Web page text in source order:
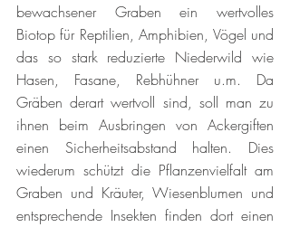
bewachsener Graben ein wertvolles
Biotop für Reptilien, Amphibien, Vögel und
das so stark reduzierte Niederwild wie
Hasen, Fasane, Rebhühner u.m. Da
Gräben derart wertvoll sind, soll man zu
ihnen beim Ausbringen von Ackergiften
einen Sicherheitsabstand halten. Dies
wiederum schützt die Pflanzenvielfalt am
Graben und Kräuter, Wiesenblumen und
entsprechende Insekten finden dort einen